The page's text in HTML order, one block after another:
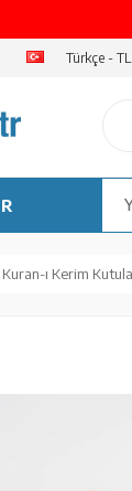
Türkçe - TL
Kuran-ı Kerim